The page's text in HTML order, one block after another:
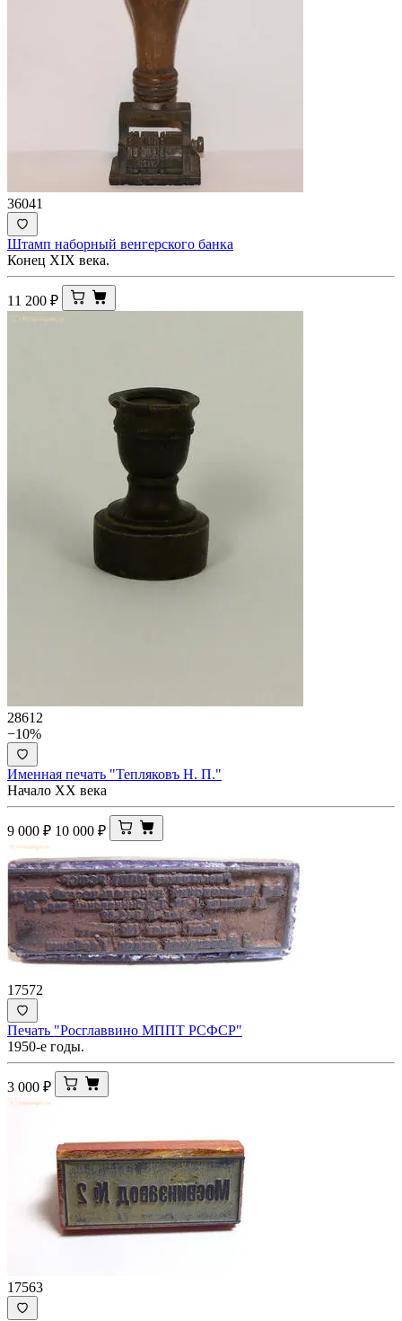
36041
Штамп наборный венгерского банка
Конец XIX века.
11 200 ₽
28612
−10%
Именная печать "Тепляковъ Н. П."
Начало ХХ века
9 000 ₽ 10 000 ₽
17572
Печать "Росглаввино МППТ РСФСР"
1950-е годы.
3 000 ₽
17563